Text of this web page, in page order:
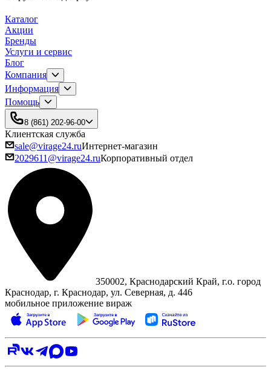
Каталог
Акции
Бренды
Услуги и сервис
Блог
Компания
Информация
Помощь
8 (861) 202-96-00
Клиентская служба
sale@virage24.ruИнтернет-магазин
2029611@virage24.ruКорпоративный отдел
350002, Краснодарский Край, г.о. город
Краснодар, г. Краснодар, ул. Северная, д. 446
мобильное приложение вираж